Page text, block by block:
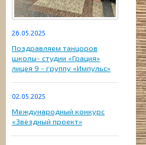
26.05.2025
Поздравляем танцоров
школы- студии «Грация»
лицея 9 - группу «Импульс»
02.05.2025
Международный конкурс
«Звездный проект»